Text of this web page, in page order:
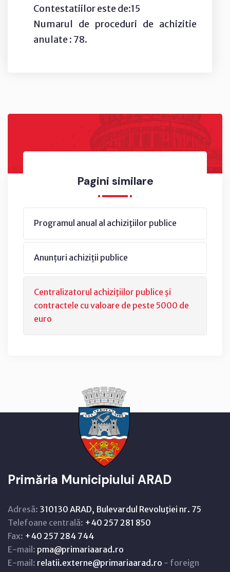
Pagini similare
Programul anual al achiziţiilor publice
Anunțuri achiziții publice
Centralizatorul achiziţiilor publice şi
contractele cu valoare de peste 5000 de
euro
Contestatiilor este de:15
Numarul de proceduri de achizitie
anulate : 78.
Primăria Municipiului ARAD
Adresă: 310130 ARAD, Bulevardul Revoluţiei nr. 75
Telefoane centrală: +40 257 281 850
Fax: +40 257 284 744
E-mail: pma@primariaarad.ro
E-mail: relatii.externe@primariaarad.ro - foreign